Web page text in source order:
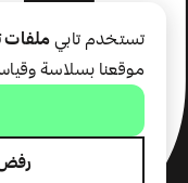
تستخدم تابي ملفات
موقعنا بسلاسة
رفض